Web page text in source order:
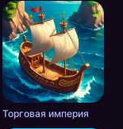
Торговая империя